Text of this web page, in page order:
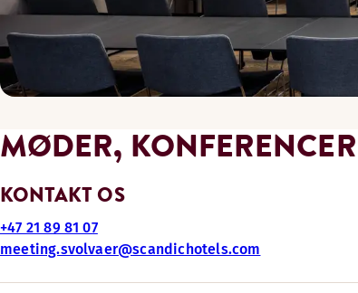
MØDER,
KONTAKT OS
+47 21 89 81 07
meeting.svolvaer@scandichotels.com